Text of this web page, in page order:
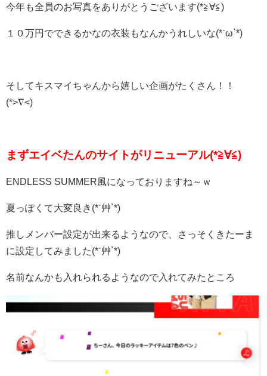
今年も全員のお写真をありがとうございます(*≧∀≦)
１０万円でできるかなの衣装もなんかうれしいな(*ˊω`*)
そしてキスマイちゃんから嬉しい企画がたくさん！！
(*>∇<)
まずエイベたんのサイトがリニューアル(*≧∀≦)
ENDLESS SUMMER風になっておりますね～ｗ
夏っぽくて大変良き(*ˊ艸`*)
推しメンバー設定が出来るようなので、さっそくきたーま
に設定してみました(*ˊ艸`*)
名前なんかも入れられるようなので入れてみたところ